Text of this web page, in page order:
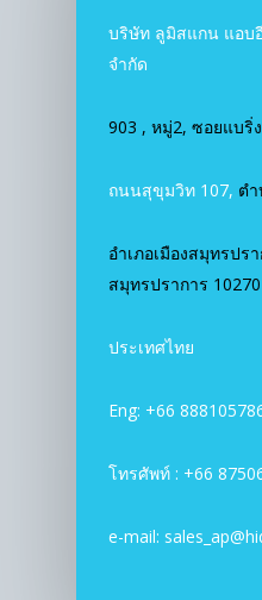
บริษัท ลูมิสแกน แอบ
จำกัด
903 , หมู่2, ซอยแบริ่
ถนนสุขุมวิท 107, ต
อำเภอเมืองสมุทรปร
สมุทรปราการ 10270
ประเทศไทย
Eng: +66
โทรศัพท์ : +66
e-mail: